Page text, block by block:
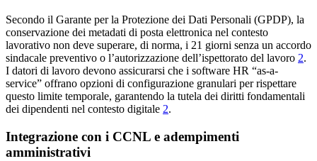
Secondo il Garante per la Protezione dei Dati Personali (GPDP), la
conservazione dei metadati di posta elettronica nel contesto
lavorativo non deve superare, di norma, i 21 giorni senza un accordo
sindacale preventivo o l’autorizzazione dell’ispettorato del lavoro 2.
I datori di lavoro devono assicurarsi che i software HR “as-a-
service” offrano opzioni di configurazione granulari per rispettare
questo limite temporale, garantendo la tutela dei diritti fondamentali
dei dipendenti nel contesto digitale 2.
Integrazione con i CCNL e adempimenti
amministrativi